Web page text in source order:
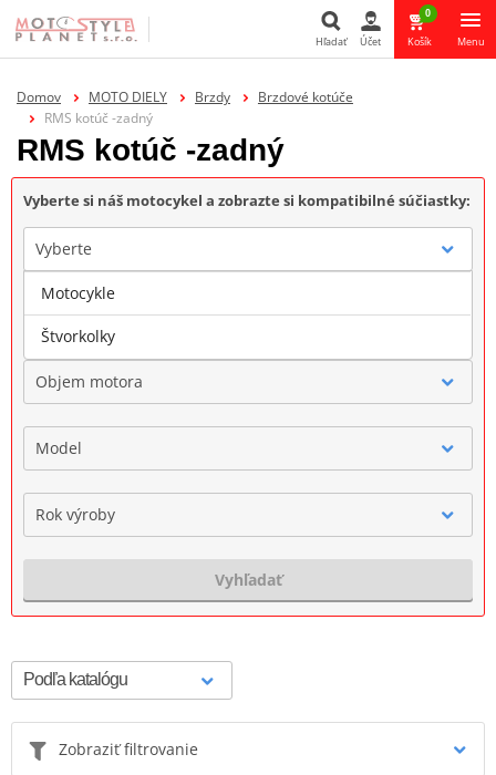
Hľadať Účet
0
Košík Menu
Domov MOTO DIELY Brzdy
Brzdové kotúče
RMS kotúč -zadný
RMS kotúč -zadný
Vyberte si náš motocykel a zobrazte si kompatibilné súčiastky:
Vyberte
Značka
Objem motora
Model
Rok výroby
Vyhľadať
Zobraziť filtrovanie
Motocykle
Štvorkolky